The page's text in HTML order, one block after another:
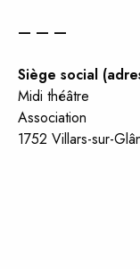
— — —
Siège social
Midi théâtre
Association
1752 Villars-sur-